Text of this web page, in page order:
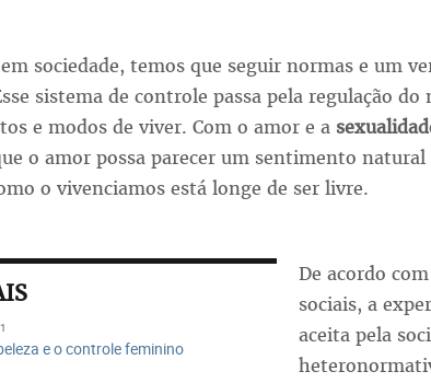
sociedade, temos que seguir normas e um
sistema de controle passa pela regulação do
e modos de viver. Com o amor e a
o amor possa parecer um sentimento
o vivenciamos está longe de ser livre.
e o controle feminino
De acordo
sociais, a
aceita pela